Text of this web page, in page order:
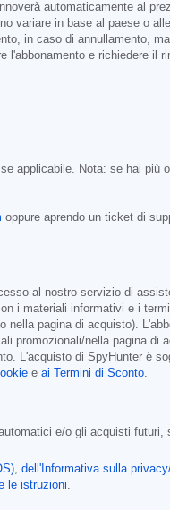
automaticamente al
variare in base al paese o
in caso di annullamento,
e richiedere il
applicabile. Nota: se hai più
oppure aprendo un ticket di
al nostro servizio di
i materiali informativi e i
nella pagina di acquisto).
promozionali/nella pagina di
L'acquisto di SpyHunter è
e ai Termini di Sconto
e/o gli acquisti futuri,
dell'Informativa sulla
le istruzioni